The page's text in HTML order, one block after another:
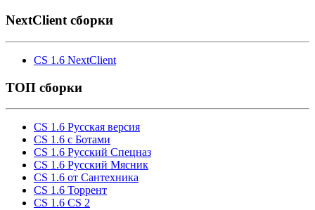
NextClient сборки
CS 1.6 NextClient
ТОП сборки
CS 1.6 Русская версия
CS 1.6 с Ботами
CS 1.6 Русский Спецназ
CS 1.6 Русский Мясник
CS 1.6 от Сантехника
CS 1.6 Торрент
CS 1.6 CS 2